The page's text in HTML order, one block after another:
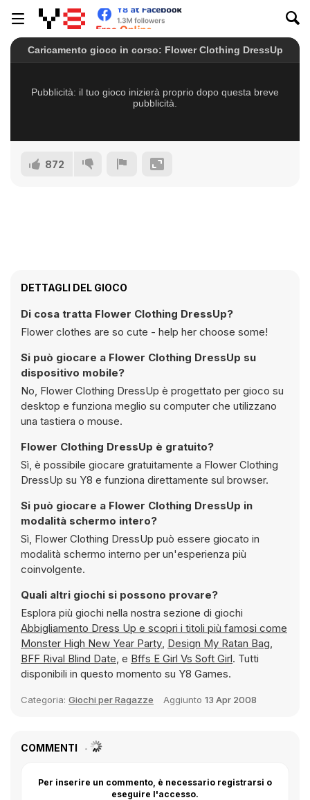
872
DETTAGLI DEL GIOCO
Di cosa tratta Flower Clothing DressUp?
Flower clothes are so cute - help her choose some!
Si può giocare a Flower Clothing DressUp su
dispositivo mobile?
No, Flower Clothing DressUp è progettato per gioco su
desktop e funziona meglio su computer che utilizzano
una tastiera o mouse.
Flower Clothing DressUp è gratuito?
Sì, è possibile giocare gratuitamente a Flower Clothing
DressUp su Y8 e funziona direttamente sul browser.
Si può giocare a Flower Clothing DressUp in
modalità schermo intero?
Sì, Flower Clothing DressUp può essere giocato in
modalità schermo interno per un'esperienza più
coinvolgente.
Quali altri giochi si possono provare?
Esplora più giochi nella nostra sezione di giochi
Abbigliamento Dress Up e scopri i titoli più famosi come
Monster High New Year Party, Design My Ratan Bag,
BFF Rival Blind Date, e Bffs E Girl Vs Soft Girl. Tutti
disponibili in questo momento su Y8 Games.
Categoria: Giochi per Ragazze Aggiunto 13 Apr 2008
COMMENTI
Per inserire un commento, è necessario registrarsi o
eseguire l'accesso.